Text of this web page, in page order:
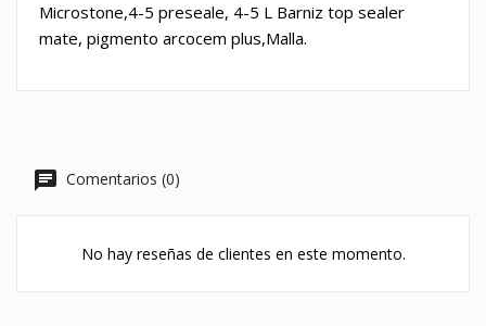
Microstone,4-5 preseale, 4-5 L Barniz top sealer
mate, pigmento arcocem plus,Malla.
Comentarios (0)
No hay reseñas de clientes en este momento.